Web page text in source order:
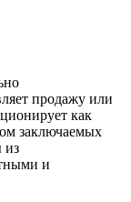
продажу или
как
заключаемых
из
и